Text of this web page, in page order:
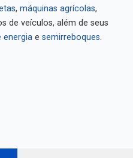
, máquinas agrícolas,
de veículos, além de seus
energia e semirreboques.